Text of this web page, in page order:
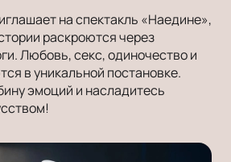
на спектакль «Наедине»,
раскроются через
Любовь, секс, одиночество и
в уникальной постановке.
эмоций и насладитесь